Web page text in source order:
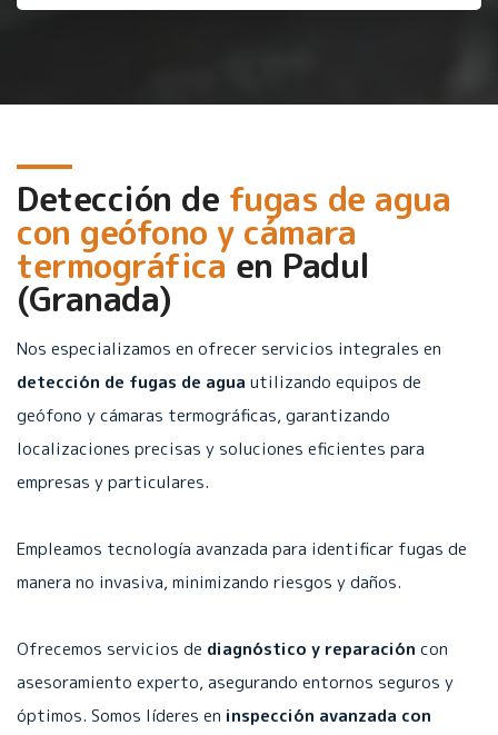
Detección de fugas de agua
con geófono y cámara
termográficaen Padul
(Granada)
Nos especializamos en ofrecer servicios integrales en
detección de fugas de agua utilizando equipos de
geófono y cámaras termográficas, garantizando
localizaciones precisas y soluciones eficientes para
empresas y particulares.
Empleamos tecnología avanzada para identificar fugas de
manera no invasiva, minimizando riesgos y daños.
Ofrecemos servicios de diagnóstico y reparación con
asesoramiento experto, asegurando entornos seguros y
óptimos. Somos líderes en inspección avanzada con